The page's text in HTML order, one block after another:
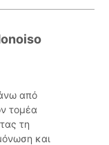
από
τομέα
τη
και